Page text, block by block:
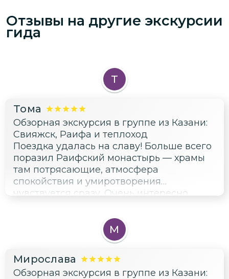
Отзывы на другие экскурсии
гида
Т
Тома
Обзорная экскурсия в группе из Казани:
Свияжск, Раифа и теплоход
Поездка удалась на славу! Больше всего
поразил Раифский монастырь — храмы
там потрясающие, атмосфера
спокойствия и умиротворения
чувствуется сразу. Очень интересно
лягушек» и набрали святой водички
домой. Экскурсовод всё доступно
рассказал, впечатления остались яркие!
М
Мирослава
Обзорная экскурсия в группе из Казани: